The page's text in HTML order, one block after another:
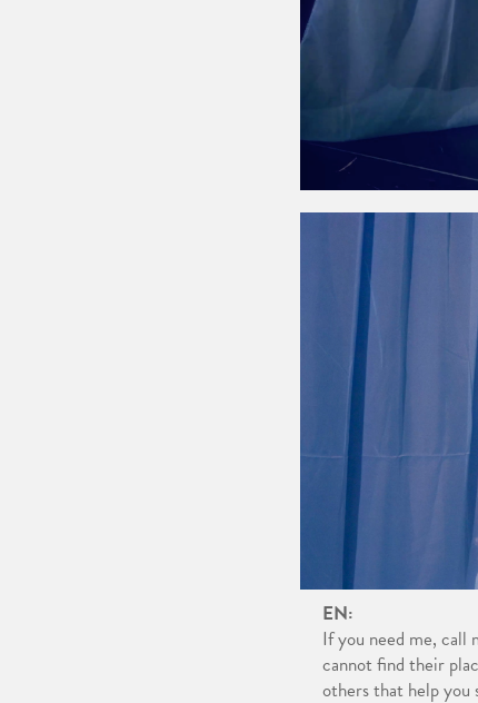
EN:
If you need me, call
cannot find their
others that help